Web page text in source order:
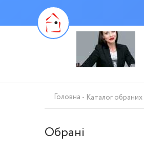
Головна Каталог обраних
Обрані